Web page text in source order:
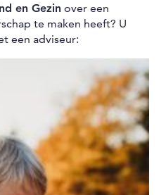
en Gezin over een
te maken heeft? U
een adviseur: